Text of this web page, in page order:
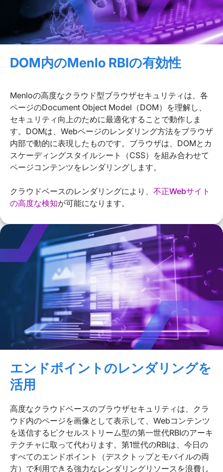
DOM内のMenlo RBIの有効性
Menloの高度なクラウド型ブラウザセキュリティは、各
ページのDocument Object Model（DOM）を理解し、
セキュリティ向上のために最適化することで動作しま
す。DOMは、Webページのレンダリング方法をブラウザ
内部で動的に表現したものです。ブラウザは、DOMとカ
スケーディングスタイルシート（CSS）を組み合わせて
ページコンテンツをレンダリングします。​
クラウドベースのレンダリングにより、 不正Webサイト
の高度な検知が可能になります。
エンドポイントのレンダリングを
活用
高度なクラウドベースのブラウザセキュリティは、クラ
ウド内のページを画像として表示して、Webコンテンツ
を送信するピクセルストリーム型の第一世代RBIのアーキ
テクチャに取って代わります。第1世代のRBIは、今日の
すべてのエンドポイント（デスクトップとモバイルの両
方）で利用できる強力なレンダリングリソースを浪費し